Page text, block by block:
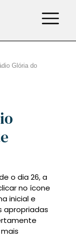
Glória do
o dia 26, a
no ícone
inicial e
apropriadas